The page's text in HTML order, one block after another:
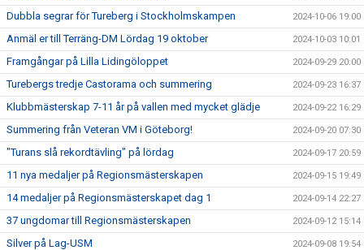
Dubbla segrar för Tureberg i Stockholmskampen 2024-10-06 19:00
Anmäl er till Terräng-DM Lördag 19 oktober 2024-10-03 10:01
Framgångar på Lilla Lidingöloppet 2024-09-29 20:00
Turebergs tredje Castorama och summering 2024-09-23 16:37
Klubbmästerskap 7-11 år på vallen med mycket glädje 2024-09-22 16:29
Summering från Veteran VM i Göteborg! 2024-09-20 07:30
"Turans slå rekordtävling" på lördag 2024-09-17 20:59
11 nya medaljer på Regionsmästerskapen 2024-09-15 19:49
14 medaljer på Regionsmästerskapet dag 1 2024-09-14 22:27
37 ungdomar till Regionsmästerskapen 2024-09-12 15:14
Silver på Lag-USM 2024-09-08 19:54